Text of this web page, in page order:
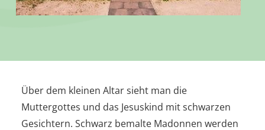
Über dem kleinen Altar sieht man die
Muttergottes und das Jesuskind mit schwarzen
Gesichtern. Schwarz bemalte Madonnen werden